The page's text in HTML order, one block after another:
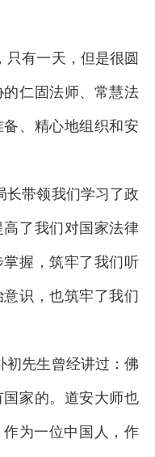
有一天，但是很圆
仁固法师、常慧法
、精心地组织和安
长带领我们学习了政
了我们对国家法律
握，筑牢了我们听
识，也筑牢了我们
初先生曾经讲过：佛
家的。道安大师也
为一位中国人，作